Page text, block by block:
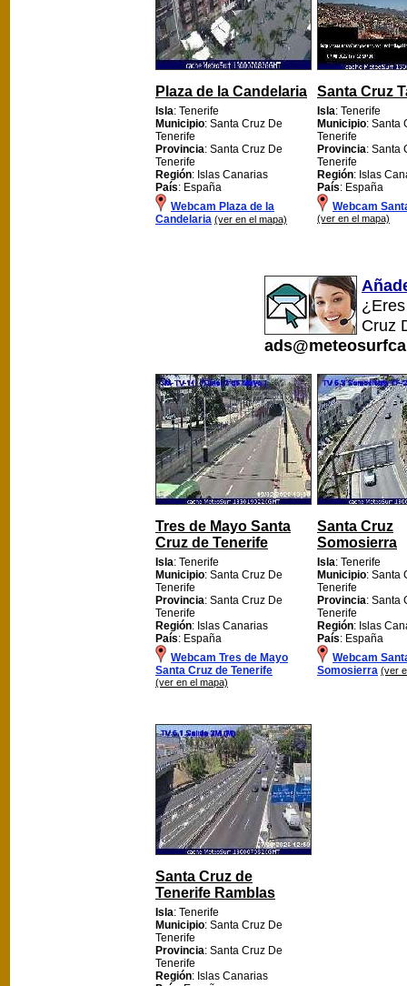
Plaza de la Candelaria
Isla: Tenerife
Municipio: Santa Cruz De
Tenerife
Provincia: Santa Cruz De
Tenerife
Región: Islas Canarias
País: España
Webcam Plaza de la
Candelaria (ver en el mapa)
Santa Cruz
Isla: Tenerife
Municipio: Santa
Tenerife
Provincia: Santa
Tenerife
Región: Islas
País: España
Webcam
(ver en el mapa)
Cruz
Tres de Mayo Santa
Cruz de Tenerife
Isla: Tenerife
Municipio: Santa Cruz De
Tenerife
Provincia: Santa Cruz De
Tenerife
Región: Islas Canarias
País: España
Webcam Tres de Mayo
Santa Cruz de Tenerife
(ver en el mapa)
Santa Cruz
Somosierra
Isla: Tenerife
Municipio: Santa
Tenerife
Provincia: Santa
Tenerife
Región: Islas
País: España
Webcam
Somosierra (ver
Santa Cruz de
Tenerife Ramblas
Isla: Tenerife
Municipio: Santa Cruz De
Tenerife
Provincia: Santa Cruz De
Tenerife
Región: Islas Canarias